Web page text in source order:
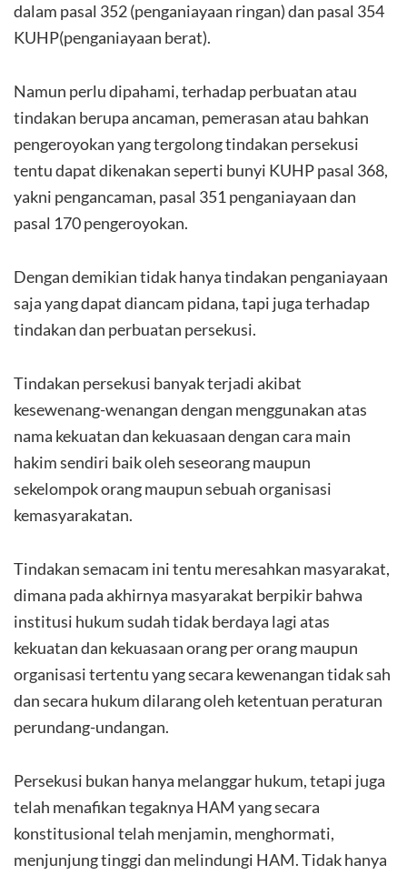
dalam pasal 352 (penganiayaan ringan) dan pasal 354
KUHP(penganiayaan berat).
Namun perlu dipahami, terhadap perbuatan atau
tindakan berupa ancaman, pemerasan atau bahkan
pengeroyokan yang tergolong tindakan persekusi
tentu dapat dikenakan seperti bunyi KUHP pasal 368,
yakni pengancaman, pasal 351 penganiayaan dan
pasal 170 pengeroyokan.
Dengan demikian tidak hanya tindakan penganiayaan
saja yang dapat diancam pidana, tapi juga terhadap
tindakan dan perbuatan persekusi.
Tindakan persekusi banyak terjadi akibat
kesewenang-wenangan dengan menggunakan atas
nama kekuatan dan kekuasaan dengan cara main
hakim sendiri baik oleh seseorang maupun
sekelompok orang maupun sebuah organisasi
kemasyarakatan.
Tindakan semacam ini tentu meresahkan masyarakat,
dimana pada akhirnya masyarakat berpikir bahwa
institusi hukum sudah tidak berdaya lagi atas
kekuatan dan kekuasaan orang per orang maupun
organisasi tertentu yang secara kewenangan tidak sah
dan secara hukum dilarang oleh ketentuan peraturan
perundang-undangan.
Persekusi bukan hanya melanggar hukum, tetapi juga
telah menafikan tegaknya HAM yang secara
konstitusional telah menjamin, menghormati,
menjunjung tinggi dan melindungi HAM. Tidak hanya